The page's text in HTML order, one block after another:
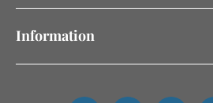
Information